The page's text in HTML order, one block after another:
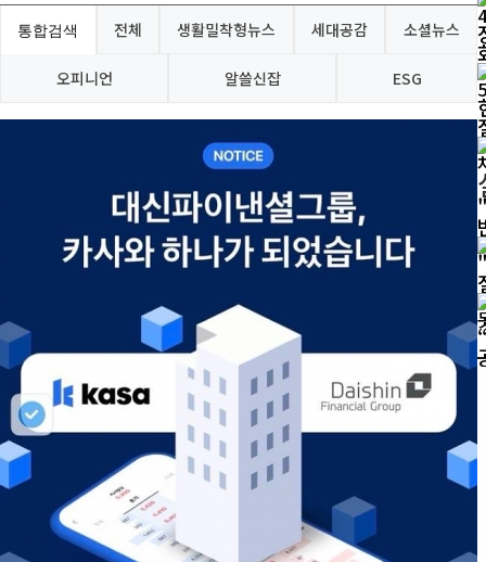
통합검색 전체 생활밀착형뉴스 세대공감 소셜뉴스
오피니언 알쓸신잡 ESG
4
5